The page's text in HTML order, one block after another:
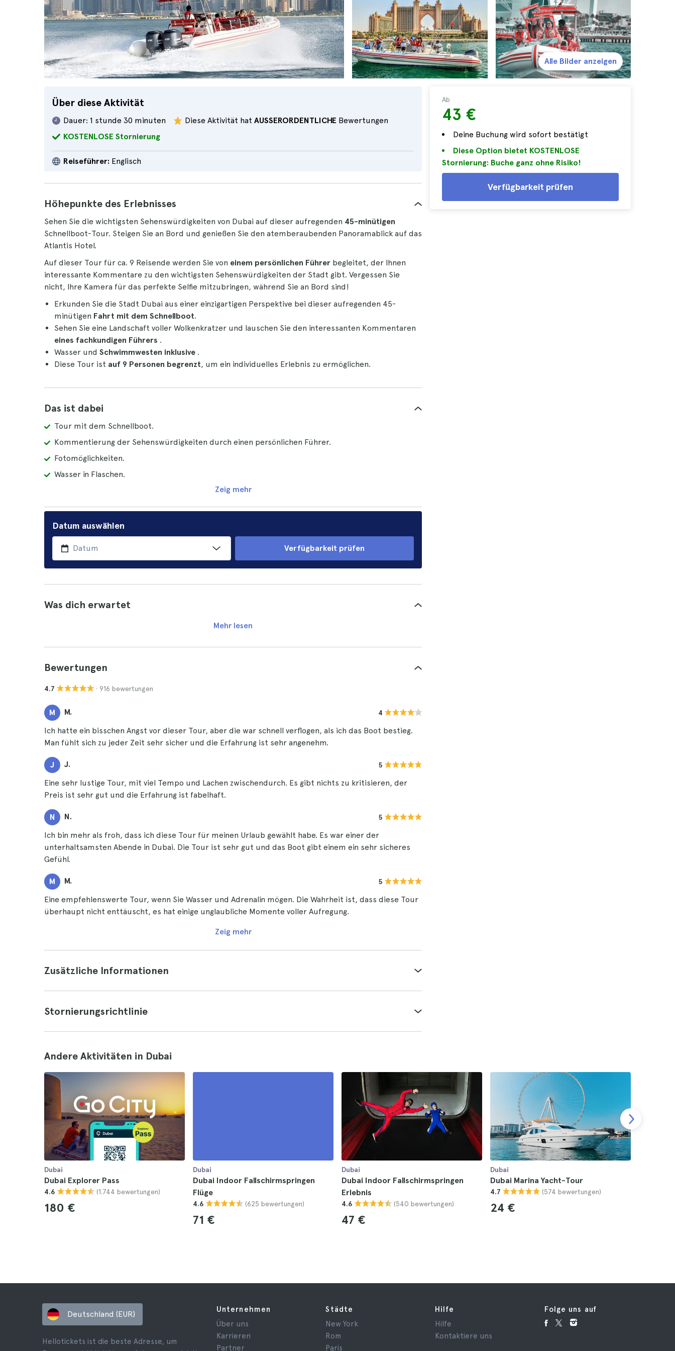
Über diese Aktivität
Dauer: 1 stunde 30 minuten Diese Aktivität hat AUSSERORDENTLICHE Bewertungen
KOSTENLOSE Stornierung
Reiseführer: Englisch
Ab
43 €
Deine Buchung wird sofort bestätigt
Diese Option bietet KOSTENLOSE
Stornierung: Buche ganz ohne Risiko!
Verfügbarkeit prüfen
Alle Bilder anzeigen
Höhepunkte des Erlebnisses
Sehen Sie die wichtigsten Sehenswürdigkeiten von Dubai auf dieser aufregenden 45-minütigen
Schnellboot-Tour. Steigen Sie an Bord und genießen Sie den atemberaubenden Panoramablick auf das
Atlantis Hotel.
Auf dieser Tour für ca. 9 Reisende werden Sie von einem persönlichen Führer begleitet, der Ihnen
interessante Kommentare zu den wichtigsten Sehenswürdigkeiten der Stadt gibt. Vergessen Sie
nicht, Ihre Kamera für das perfekte Selfie mitzubringen, während Sie an Bord sind!
Erkunden Sie die Stadt Dubai aus einer einzigartigen Perspektive bei dieser aufregenden 45-
minütigen Fahrt mit dem Schnellboot.
Sehen Sie eine Landschaft voller Wolkenkratzer und lauschen Sie den interessanten Kommentaren
eines fachkundigen Führers .
Wasser und Schwimmwesten inklusive .
Diese Tour ist auf 9 Personen begrenzt, um ein individuelles Erlebnis zu ermöglichen.
Das ist dabei
Tour mit dem Schnellboot.
Kommentierung der Sehenswürdigkeiten durch einen persönlichen Führer.
Fotomöglichkeiten.
Wasser in Flaschen.
Zeig mehr
Datum auswählen
Verfügbarkeit prüfen
Was dich erwartet
Mehr lesen
Bewertungen
4.7 · 916 bewertungen
M M. 4
Ich hatte ein bisschen Angst vor dieser Tour, aber die war schnell verflogen, als ich das Boot bestieg.
Man fühlt sich zu jeder Zeit sehr sicher und die Erfahrung ist sehr angenehm.
J J. 5
Eine sehr lustige Tour, mit viel Tempo und Lachen zwischendurch. Es gibt nichts zu kritisieren, der
Preis ist sehr gut und die Erfahrung ist fabelhaft.
N N. 5
Ich bin mehr als froh, dass ich diese Tour für meinen Urlaub gewählt habe. Es war einer der
unterhaltsamsten Abende in Dubai. Die Tour ist sehr gut und das Boot gibt einem ein sehr sicheres
Gefühl.
M M. 5
Eine empfehlenswerte Tour, wenn Sie Wasser und Adrenalin mögen. Die Wahrheit ist, dass diese Tour
überhaupt nicht enttäuscht, es hat einige unglaubliche Momente voller Aufregung.
Zeig mehr
Zusätzliche Informationen
Stornierungsrichtlinie
Andere Aktivitäten in Dubai
Dubai
Dubai Explorer Pass
4.6 (1.744 bewertungen)
180 €
Dubai
Dubai Indoor Fallschirmspringen
Flüge
4.6 (625 bewertungen)
71 €
Dubai
Dubai Indoor Fallschirmspringen
Erlebnis
4.6 (540 bewertungen)
47 €
Dubai
Dubai Marina Yacht-Tour
4.7 (574 bewertungen)
24 €
Deutschland (EUR)
Hellotickets ist die beste Adresse, um
Unternehmen
Über uns
Karrieren
Partner
Städte
New York
Rom
Paris
Hilfe
Hilfe
Kontaktiere uns
Folge uns auf